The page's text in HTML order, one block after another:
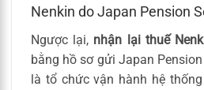
Nenkin do Japan Pension
Ngược lại, nhận lại thuế
bằng hồ sơ gửi Japan
là tổ chức vận hành hệ